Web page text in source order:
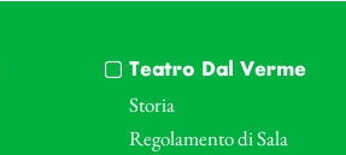
Teatro Dal Verme
Storia
Regolamento di Sala